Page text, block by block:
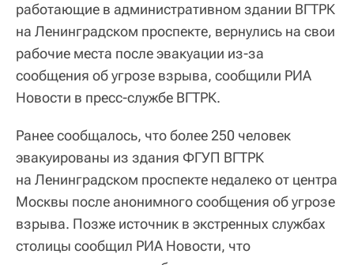
работающие в административном здании ВГТРК
на Ленинградском проспекте, вернулись на свои
рабочие места после эвакуации из-за
сообщения об угрозе взрыва, сообщили РИА
Новости в пресс-службе ВГТРК.
Ранее сообщалось, что более 250 человек
эвакуированы из здания ФГУП ВГТРК
на Ленинградском проспекте недалеко от центра
Москвы после анонимного сообщения об угрозе
взрыва. Позже источник в экстренных службах
столицы сообщил РИА Новости, что